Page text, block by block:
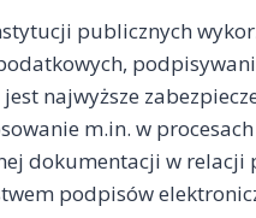
publicznych
najwyższe
m.in. w
dokumentacji w relacji
podpisów